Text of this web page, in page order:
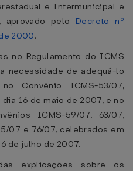
e Intermunicipal e
aprovado pelo Decreto nº
2000.
no Regulamento do ICMS
necessidade de adequá-lo
Convênio ICMS-53/07,
16 de maio de 2007, e no
ICMS-59/07, 63/07,
07 e 76/07, celebrados em
de julho de 2007.
explicações sobre os